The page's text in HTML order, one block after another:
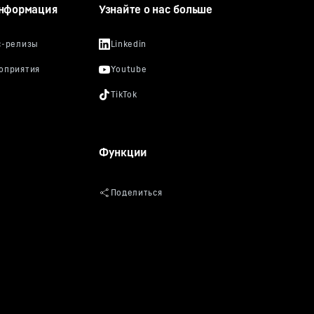
вы
на
Узнайте о нас больше
Функции